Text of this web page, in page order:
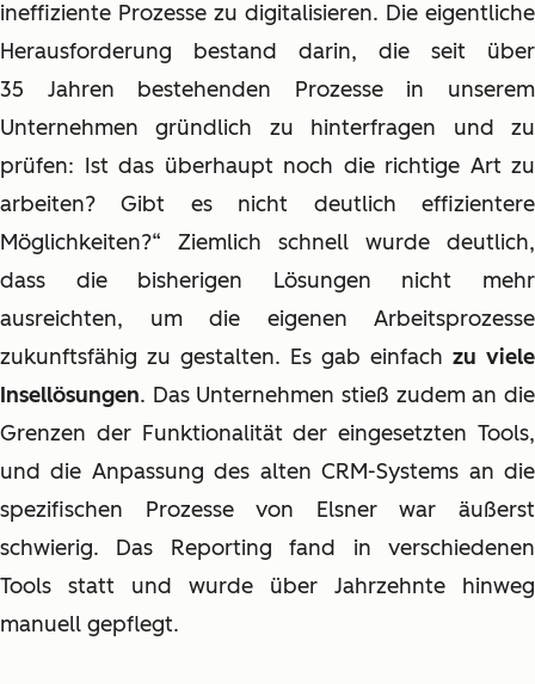
ineffiziente Prozesse zu digitalisieren. Die eigentliche
Herausforderung bestand darin, die seit über
35 Jahren bestehenden Prozesse in unserem
Unternehmen gründlich zu hinterfragen und zu
prüfen: Ist das überhaupt noch die richtige Art zu
arbeiten? Gibt es nicht deutlich effizientere
Möglichkeiten?“ Ziemlich schnell wurde deutlich,
dass die bisherigen Lösungen nicht mehr
ausreichten, um die eigenen Arbeitsprozesse
zukunftsfähig zu gestalten. Es gab einfach zu viele
Insellösungen. Das Unternehmen stieß zudem an die
Grenzen der Funktionalität der eingesetzten Tools,
und die Anpassung des alten CRM-Systems an die
spezifischen Prozesse von Elsner war äußerst
schwierig. Das Reporting fand in verschiedenen
Tools statt und wurde über Jahrzehnte hinweg
manuell gepflegt.